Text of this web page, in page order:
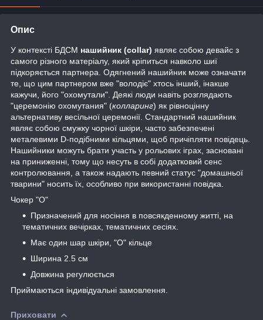
Опис
У контексті БДСМ нашийник (collar) являє собою девайс з
самого різного матеріалу, який кріпиться навколо шиї
підкоряється партнера. Одягнений нашийник може означати
те, що цим партнером вже "володіє" хтось інший, інакше
кажучи, його "охомутали". Деякі люди навіть розглядають
"церемонію охомутания" (колларинг) як рівноцінну
альтернативу весільної церемонії. Стандартний нашийник
являє собою смужку чорної шкіри, часто забезпечені
металевими D-подібними кільцями, щоб причіпляти повідець.
Нашийники можуть брати участь у рольових іграх, засновані
на приниженні, тому що несуть в собі додатковий сенс
контролювання, а також надають певний статус "домашньої
тварини" носить їх, особливо при використанні повідка.
Чокер "О"
Призначений для носіння в повсякденному житті, на
тематичних вечірках, тематичних сесіях.
Має один шар шкіри, "О" кільце
Ширина 2.5 см
Довжина регулюється
Приймаються індивідуальні замовлення.
Приховати